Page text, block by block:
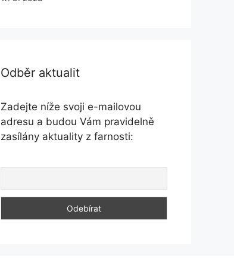
Odběr aktualit
Zadejte níže svoji e-mailovou
adresu a budou Vám pravidelně
zasílány aktuality z farnosti: